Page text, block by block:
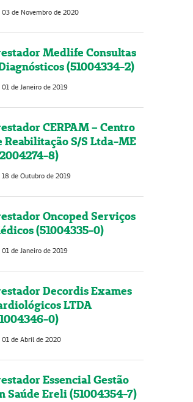
03 de Novembro de 2020
Medlife Consultas
(51004334-2)
01 de Janeiro de 2019
CERPAM – Centro
Reabilitação S/S Ltda-ME
8)
18 de Outubro de 2019
Oncoped Serviços
(51004335-0)
01 de Janeiro de 2019
Decordis Exames
LTDA
0)
01 de Abril de 2020
Essencial Gestão
Saúde Ereli (51004354-7)